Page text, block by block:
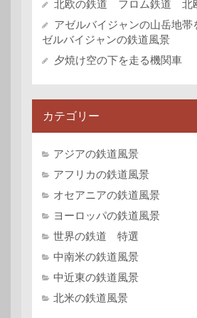
北欧の鉄道 フロム鉄道 北
アゼルバイジャンの山岳地
ゼルバイジャンの鉄道風景
夕焼け空の下を走る機関車
カテゴリー
アジアの鉄道風景
アフリカの鉄道風景
オセアニアの鉄道風景
ヨーロッパの鉄道風景
世界の鉄道 特選
中南米の鉄道風景
中近東の鉄道風景
北米の鉄道風景